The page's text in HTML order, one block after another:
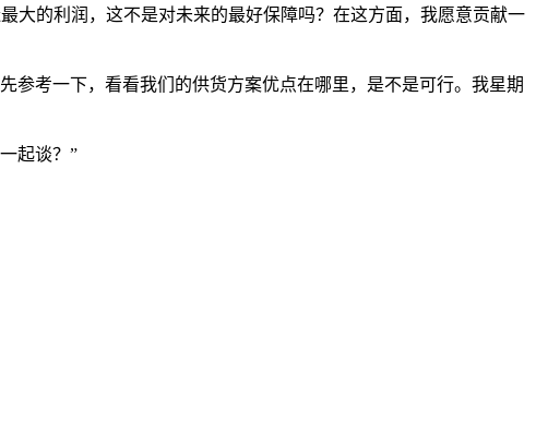
大的利润，这不是对未来的最好保障吗？在这方面，我愿意贡献一
参考一下，看看我们的供货方案优点在哪里，是不是可行。我星期
起谈？”